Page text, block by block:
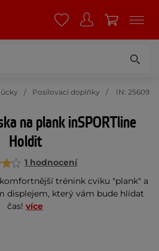
Posilovací doplňky IN: 25609
na plank inSPORTline
Holdit
1 hodnocení
trénink cviku "plank" a
displejem, který vám bude hlídat
čas! více